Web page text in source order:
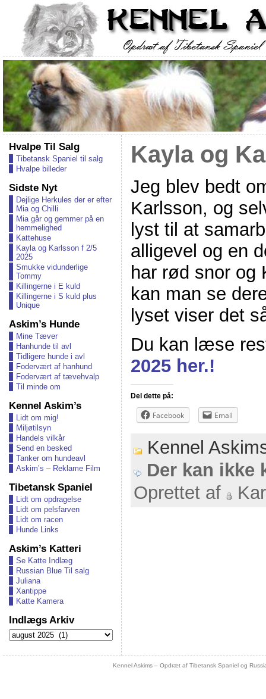
Hvalpe Til Salg
Tibetansk Spaniel til salg
Hvalpe billeder
Sidste Nyt
Dejlige Herkules der er efter
Mia og Chilli
Mia går og gemmer på en
hemmelighed
Kattehuse
Kayla og Karlsson f 2/5
2025
Smukke vidunderlige
Tommy
Killingerne i E kuld
Killingerne i S kuld plus
Unique
Askim’s Hunde
Mine Tæver
Hanhunde til avl
Tidligere hunde i avl
Fodervært af hanhund
Fodervært af tævehvalp
Til minde om
Kennel Askim’s
Lidt om mig!
Miljøtilsyn
Handels vilkår
Send en besked
Tanker om hundeavl
Askim’s – Reklame Film
Tibetansk Spaniel
Lidt om opdragelse
Lidt om pelsfarven
Lidt om racen
Hunde Links
Askim’s Katteri
Se Katte Indlæg
Russian Blue Til salg
Juliana
Xantippe
Katte Kamera
Indlægs Arkiv
Indlægs
Arkiv
Kayla og
Jeg blev bedt
Karlsson, og
lyst til at
alligevel og en
har rød snor og
kan man se
lyset viser det
Du kan læse
2025 her.!
Del dette på:
Facebook Email
Kennel
Der kan ikke
Oprettet af
Kennel Askims – Opdræt af Tibetansk Spaniel og